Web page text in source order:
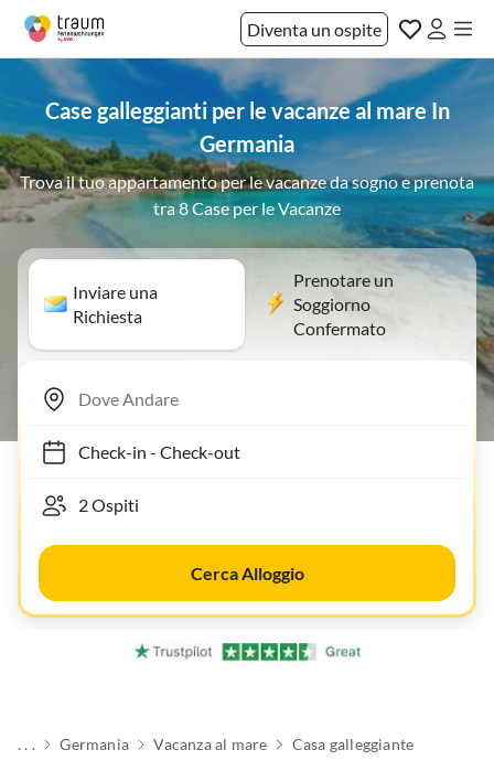
Diventa un ospite
Case galleggianti per le vacanze al mare In
Germania
Trova il tuo appartamento per le vacanze da sogno e prenota
tra 8 Case per le Vacanze
Inviare una
Richiesta
Prenotare un
Soggiorno
Confermato
Check-in- Check-out
Cerca Alloggio
. . . Germania Vacanza al mare Casa galleggiante